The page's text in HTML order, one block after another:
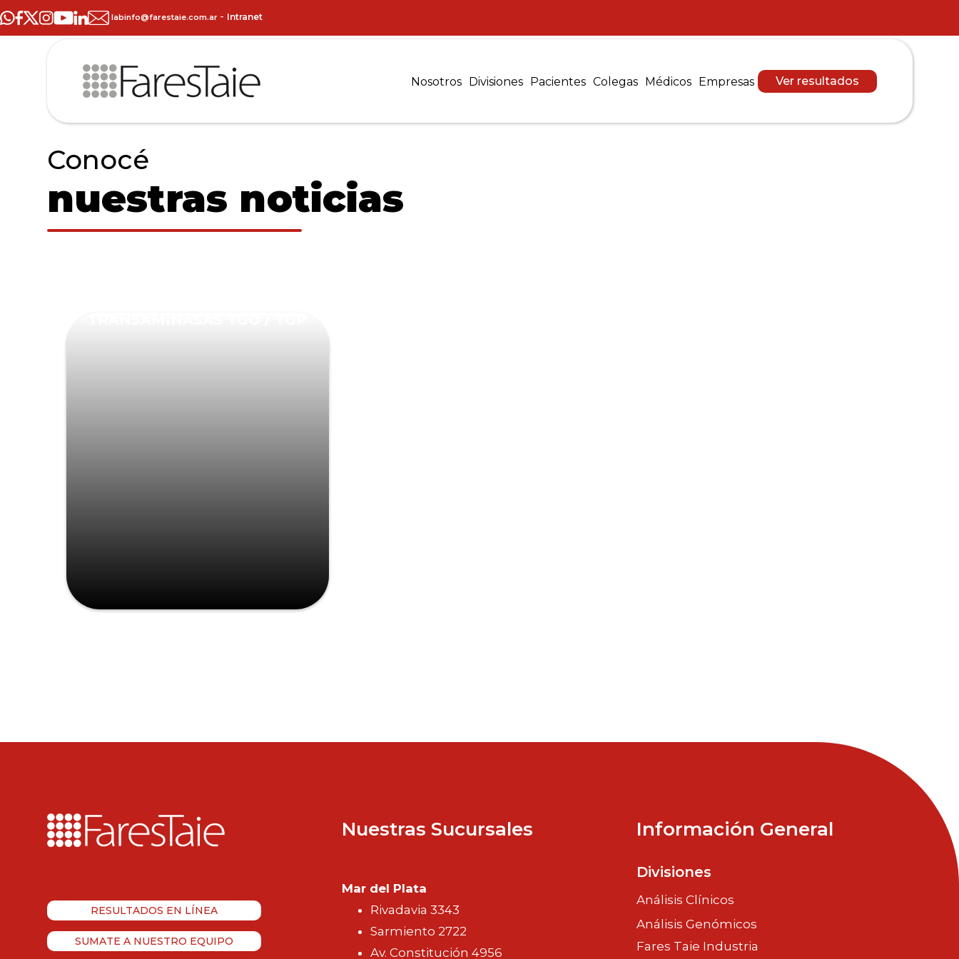
labinfo@farestaie.com.ar - Intranet
Nosotros Divisiones Pacientes Colegas Médicos Empresas Ver resultados
Conocé
nuestras noticias
RESULTADOS EN LÍNEA
SUMATE A NUESTRO EQUIPO
Nuestras Sucursales
Mar del Plata
Rivadavia 3343
Sarmiento 2722
Av. Constitución 4956
Información General
Divisiones
Análisis Clínicos
Análisis Genómicos
Fares Taie Industria